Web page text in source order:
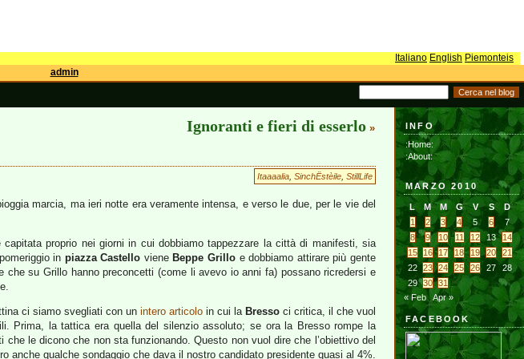
Italiano English Piemonteis
admin
Ignoranti e fieri di esserlo »
Itaaaalia SinchËstèile StillLife
marcia, ma ieri notte era veramente intensa, e verso le due, per le vie del
proprio nei giorni in cui dobbiamo tappezzare la città di manifesti, sia
in piazza Castello viene Beppe Grillo e dobbiamo attirare più gente
su Grillo hanno preconcetti (come li avevo io anni fa) possano ricredersi e
ci siamo svegliati con un intero articoloin cui la Bressoci critica, il che vuol
Prima, la tattica era quella del silenzio assoluto; se ora la Bresso rompe la
le dicono che non sta funzionando. Questo non vuol dire che l’obiettivo del
qualche sondaggio che dava il nostro candidato presidente quasi al 4%.
INFO
:Home:
:About:
MARZO 2010
L M M G V S
D
1
2 3 4 5 6
7
8
9 10 11 12 13
14
15
16 17 18 19 20
21
22
23 24 25 26 27
28
29
30
31
« Feb
Apr »
FACEBOOK